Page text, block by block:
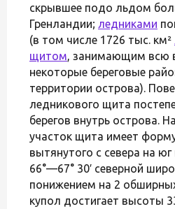
скрывшее подо льдом
Гренландии; ледниками
(в том числе 1726 тыс. км²
щитом, занимающим всю
некоторые береговые
территории острова).
ледникового щита
берегов внутрь острова.
участок щита имеет
вытянутого с севера на
66°—67° 30′ северной
понижением на 2
купол достигает высоты